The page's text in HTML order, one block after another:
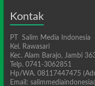
Kontak
PT Salim Media Indonesia
Kel. Rawasari
Kec. Alam Barajo, Jambi
Telp. 0741-3062851
Hp/WA. 08117447475
Email: